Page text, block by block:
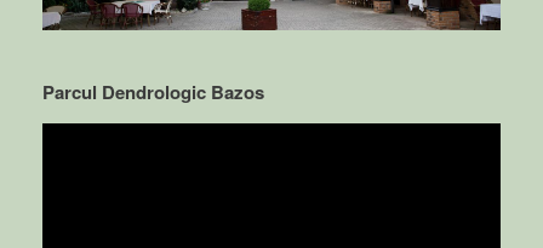
Parcul Dendrologic Bazos